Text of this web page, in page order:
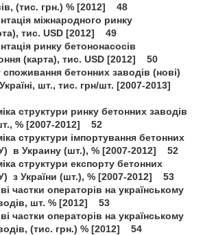
(тис. грн.) % [2012] 48
міжнародного ринку
тис. USD [2012] 49
ринку бетононасосів
(карта), тис. USD [2012] 50
бетонних заводів (нові)
шт., тис. грн/шт. [2007-2013]
структури ринку бетонних заводів
% [2007-2012] 52
структури імпортування бетонних
У) в Украину (шт.), % [2007-2012] 52
структури експорту бетонних
з України (шт.), % [2007-2012] 53
частки операторів на українському
шт. % [2012] 53
частки операторів на українському
(тис. грн.) % [2012] 54